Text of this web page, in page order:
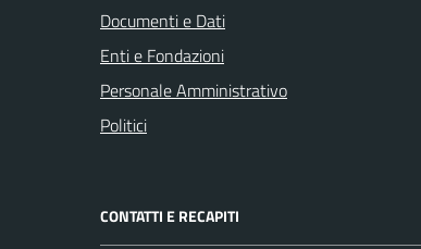
Documenti e Dati
Enti e Fondazioni
Personale Amministrativo
Politici
CONTATTI E RECAPITI